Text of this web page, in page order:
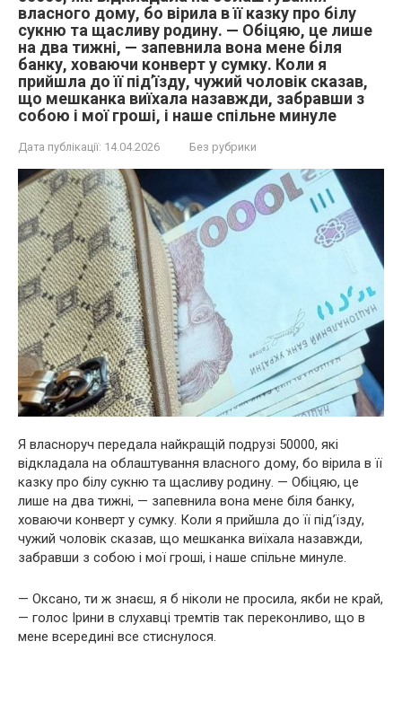
власного дому, бо вірила в її казку про білу
сукню та щасливу родину. — Обіцяю, це лише
на два тижні, — запевнила вона мене біля
банку, ховаючи конверт у сумку. Коли я
прийшла до її під’їзду, чужий чоловік сказав,
що мешканка виїхала назавжди, забравши з
собою і мої гроші, і наше спільне минуле
Дата публікації: 14.04.2026 Без рубрики
Я власноруч передала найкращій подрузі 50000, які
відкладала на облаштування власного дому, бо вірила в її
казку про білу сукню та щасливу родину. — Обіцяю, це
лише на два тижні, — запевнила вона мене біля банку,
ховаючи конверт у сумку. Коли я прийшла до її під’їзду,
чужий чоловік сказав, що мешканка виїхала назавжди,
забравши з собою і мої гроші, і наше спільне минуле.
— Оксано, ти ж знаєш, я б ніколи не просила, якби не край,
— голос Ірини в слухавці тремтів так переконливо, що в
мене всередині все стиснулося.